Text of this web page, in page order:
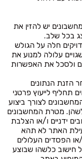
יש להזין את
בכל שלב.
חלה על הגולש
עלולה למנוע את
ולסכל את האפשרות
הזנת הנתונים
תחליף לייעוץ פרטני
לצורך ביצוע
מטרת המחשבונים
ידניים ו/או הצלבת
האתר לא תהא
הפסדים העלולים
חישוב כלשהו שבוצע